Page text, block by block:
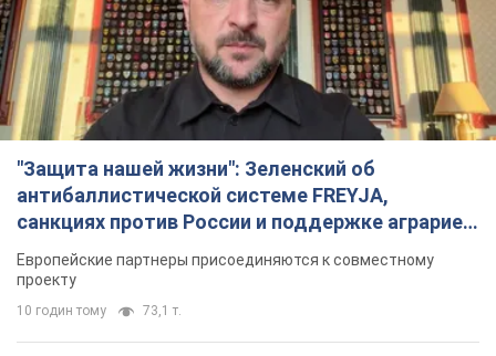
"Защита нашей жизни": Зеленский об
антибаллистической системе FREYJA,
санкциях против России и поддержке аграриев.
Видео
Европейские партнеры присоединяются к совместному
проекту
10 годин тому 73,1 т.